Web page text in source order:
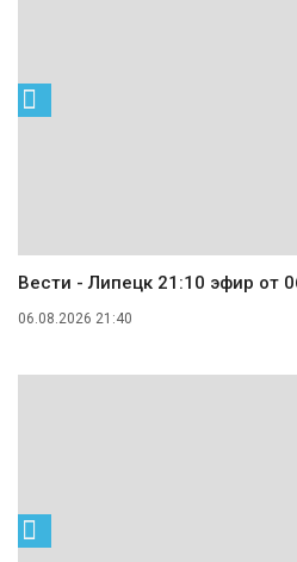
Вести - Липецк 21:10 эфир от
06.08.2026 21:40